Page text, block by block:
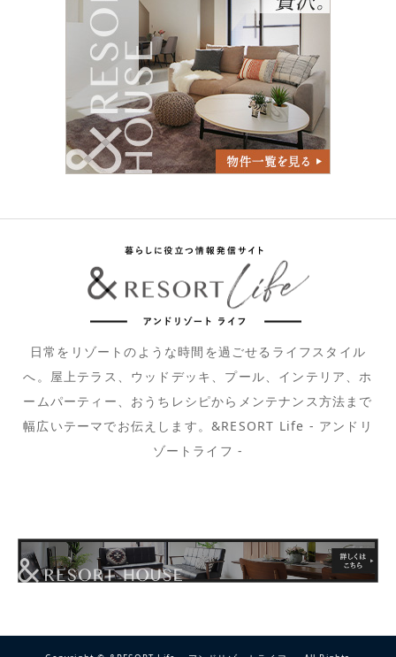
日常をリゾートのような時間を過ごせるライフスタイル
へ。屋上テラス、ウッドデッキ、プール、インテリア、ホ
ームパーティー、おうちレシピからメンテナンス方法まで
幅広いテーマでお伝えします。&RESORT Life - アンドリ
ゾートライフ -